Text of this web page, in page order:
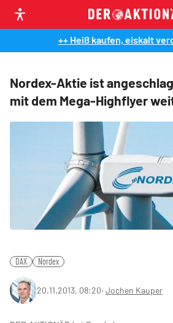
++ Heiß kaufen, eiskalt
Nordex-Aktie ist
mit dem Mega-Highflyer
DAX Nordex
20.11.2013, 08:20‧ Jochen Kauper